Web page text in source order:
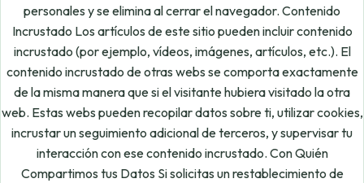
personales y se elimina al cerrar el navegador. Contenido
Incrustado Los artículos de este sitio pueden incluir contenido
incrustado (por ejemplo, vídeos, imágenes, artículos, etc.). El
contenido incrustado de otras webs se comporta exactamente
de la misma manera que si el visitante hubiera visitado la otra
web. Estas webs pueden recopilar datos sobre ti, utilizar cookies,
incrustar un seguimiento adicional de terceros, y supervisar tu
interacción con ese contenido incrustado. Con Quién
Compartimos tus Datos Si solicitas un restablecimiento de